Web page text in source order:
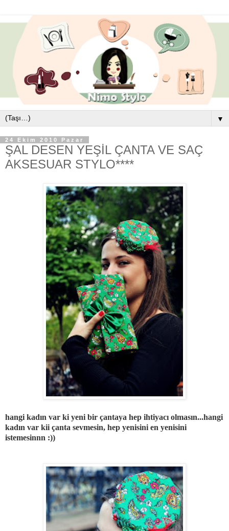
▼
24 Ekim 2010 Pazar
ŞAL DESEN YEŞİL ÇANTA VE SAÇ
AKSESUAR STYLO****
hangi kadın var ki yeni bir çantaya hep ihtiyacı olmasın...hangi
kadın var kii çanta sevmesin, hep yenisini en yenisini
istemesinnn :))